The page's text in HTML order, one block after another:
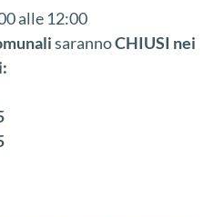
alle 12:00
sarannoCHIUSI nei